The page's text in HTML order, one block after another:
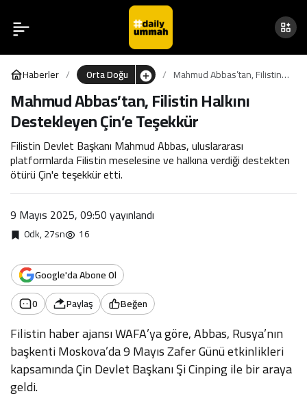
Haberler Orta Doğu
Mahmud Abbas’tan, Filistin
Halkını Destekleyen Çin’e
Teşekkür
Mahmud Abbas’tan, Filistin Halkını
Destekleyen Çin’e Teşekkür
Filistin Devlet Başkanı Mahmud Abbas, uluslararası
platformlarda Filistin meselesine ve halkına verdiği destekten
ötürü Çin'e teşekkür etti.
9 Mayıs 2025, 09:50yayınlandı
0dk, 27sn 16
Google'da Abone Ol
0
Paylaş Beğen
Filistin haber ajansı WAFA’ya göre, Abbas, Rusya’nın
başkenti Moskova’da 9 Mayıs Zafer Günü etkinlikleri
kapsamında Çin Devlet Başkanı Şi Cinping ile bir araya
geldi.
Mahmud Abbas’tan, Filistin
Halkını Destekleyen Çin’e
Teşekkür
0